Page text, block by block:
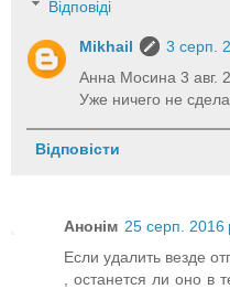
Відповіді
Mikhail
3 серп.
Анна Мосина 3 авг.
Уже ничего не
Відповісти
Анонім 25 серп. 2016
Если удалить везде
, останется ли оно в